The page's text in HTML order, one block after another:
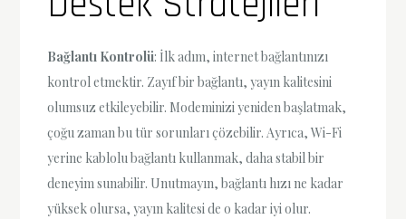
Bağlantı Kontrolü: İlk adım, internet bağlantınızı
kontrol etmektir. Zayıf bir bağlantı, yayın kalitesini
olumsuz etkileyebilir. Modeminizi yeniden başlatmak,
çoğu zaman bu tür sorunları çözebilir. Ayrıca, Wi-Fi
yerine kablolu bağlantı kullanmak, daha stabil bir
deneyim sunabilir. Unutmayın, bağlantı hızı ne kadar
yüksek olursa, yayın kalitesi de o kadar iyi olur.